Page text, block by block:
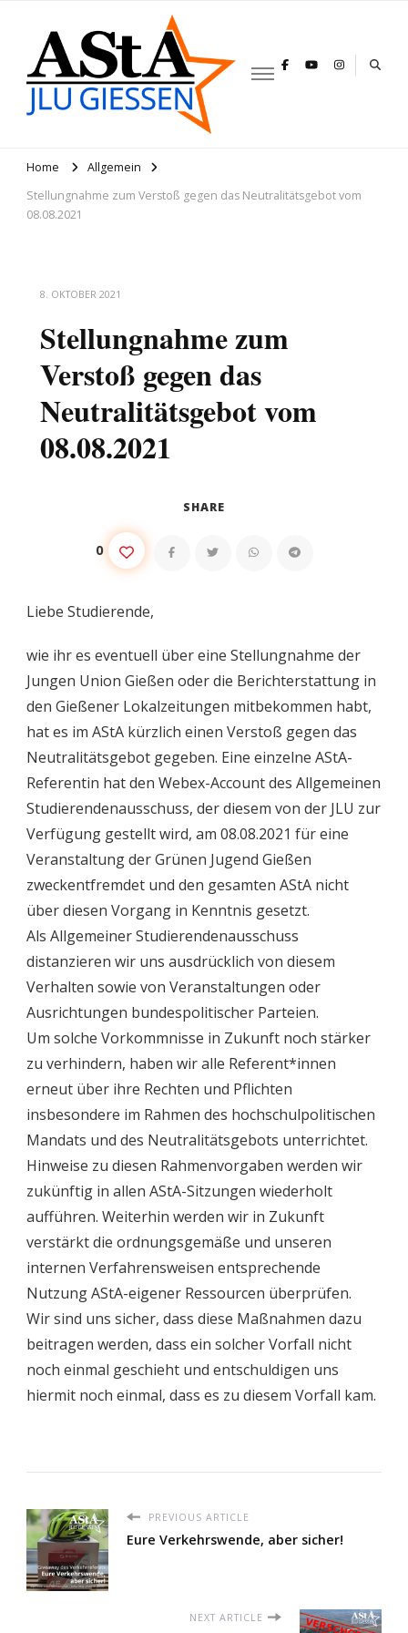
Home
Allgemein
Stellungnahme zum Verstoß gegen das Neutralitätsgebot vom
08.08.2021
8. OKTOBER 2021
Stellungnahme zum
Verstoß gegen das
Neutralitätsgebot vom
08.08.2021
SHARE
0
Liebe Studierende,
wie ihr es eventuell über eine Stellungnahme der
Jungen Union Gießen oder die Berichterstattung in
den Gießener Lokalzeitungen mitbekommen habt,
hat es im AStA kürzlich einen Verstoß gegen das
Neutralitätsgebot gegeben. Eine einzelne AStA-
Referentin hat den Webex-Account des Allgemeinen
Studierendenausschuss, der diesem von der JLU zur
Verfügung gestellt wird, am 08.08.2021 für eine
Veranstaltung der Grünen Jugend Gießen
zweckentfremdet und den gesamten AStA nicht
über diesen Vorgang in Kenntnis gesetzt.
Als Allgemeiner Studierendenausschuss
distanzieren wir uns ausdrücklich von diesem
Verhalten sowie von Veranstaltungen oder
Ausrichtungen bundespolitischer Parteien.
Um solche Vorkommnisse in Zukunft noch stärker
zu verhindern, haben wir alle Referent*innen
erneut über ihre Rechten und Pflichten
insbesondere im Rahmen des hochschulpolitischen
Mandats und des Neutralitätsgebots unterrichtet.
Hinweise zu diesen Rahmenvorgaben werden wir
zukünftig in allen AStA-Sitzungen wiederholt
aufführen. Weiterhin werden wir in Zukunft
verstärkt die ordnungsgemäße und unseren
internen Verfahrensweisen entsprechende
Nutzung AStA-eigener Ressourcen überprüfen.
Wir sind uns sicher, dass diese Maßnahmen dazu
beitragen werden, dass ein solcher Vorfall nicht
noch einmal geschieht und entschuldigen uns
hiermit noch einmal, dass es zu diesem Vorfall kam.
PREVIOUS ARTICLE
Eure Verkehrswende, aber sicher!
NEXT ARTICLE